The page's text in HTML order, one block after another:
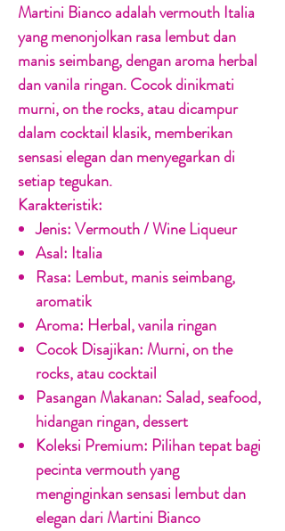
Martini Bianco adalah vermouth Italia
yang menonjolkan rasa lembut dan
manis seimbang, dengan aroma herbal
dan vanila ringan. Cocok dinikmati
murni, on the rocks, atau dicampur
dalam cocktail klasik, memberikan
sensasi elegan dan menyegarkan di
setiap tegukan.
Karakteristik:
Jenis:Vermouth / Wine Liqueur
Asal: Italia
Rasa: Lembut, manis seimbang,
aromatik
Aroma: Herbal, vanila ringan
Cocok Disajikan: Murni, on the
rocks, atau cocktail
Pasangan Makanan: Salad, seafood,
hidangan ringan, dessert
Koleksi Premium: Pilihan tepat bagi
pecinta vermouth yang
menginginkan sensasi lembut dan
elegan dari Martini Bianco